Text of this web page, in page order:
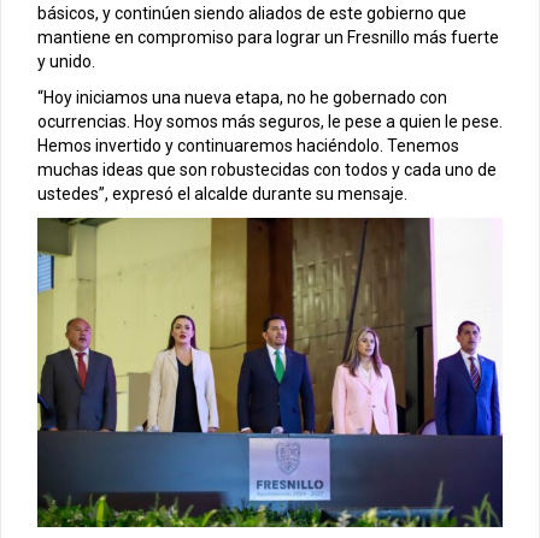
básicos, y continúen siendo aliados de este gobierno que
mantiene en compromiso para lograr un Fresnillo más fuerte
y unido.
“Hoy iniciamos una nueva etapa, no he gobernado con
ocurrencias. Hoy somos más seguros, le pese a quien le pese.
Hemos invertido y continuaremos haciéndolo. Tenemos
muchas ideas que son robustecidas con todos y cada uno de
ustedes”, expresó el alcalde durante su mensaje.